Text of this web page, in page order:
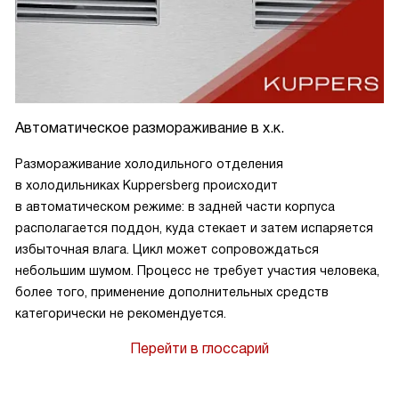
Автоматическое размораживание в х.к.
Размораживание холодильного отделения
в холодильниках Kuppersberg происходит
в автоматическом режиме: в задней части корпуса
располагается поддон, куда стекает и затем испаряется
избыточная влага. Цикл может сопровождаться
небольшим шумом. Процесс не требует участия человека,
более того, применение дополнительных средств
категорически не рекомендуется.
Перейти в глоссарий